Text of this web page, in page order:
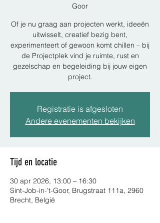
Goor
Of je nu graag aan projecten werkt, ideeën
uitwisselt, creatief bezig bent,
experimenteert of gewoon komt chillen – bij
de Projectplek vind je ruimte, rust en
gezelschap en begeleiding bij jouw eigen
project.
Registratie is afgesloten
Andere evenementen bekijken
Tijd en locatie
30 apr 2026, 13:00 – 16:30
Sint-Job-in-'t-Goor, Brugstraat 111a, 2960
Brecht, België